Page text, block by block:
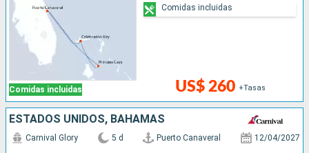
Comidas incluidas US$ 260 +Tasas
Comidas incluidas
ESTADOS UNIDOS, BAHAMAS
Carnival Glory 5 d Puerto Canaveral 12/04/2027